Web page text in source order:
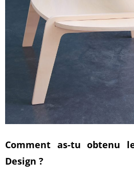
Comment as-tu obtenu
Design ?